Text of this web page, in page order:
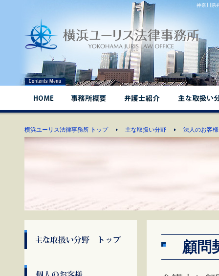
神奈川県
横浜ユーリス法律事務所 トップ 主な取扱い分野 法人のお客様
顧問